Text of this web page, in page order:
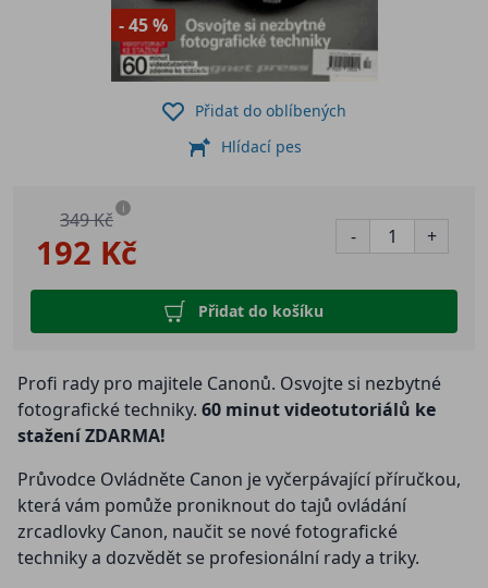
- 45 %
192 Kč
349 Kč i
- +
Přidat do košíku
Přidat do oblíbených
Hlídací pes
Profi rady pro majitele Canonů. Osvojte si nezbytné
fotografické techniky. 60 minut videotutoriálů ke
stažení ZDARMA!
Průvodce Ovládněte Canon je vyčerpávající příručkou,
která vám pomůže proniknout do tajů ovládání
zrcadlovky Canon, naučit se nové fotografické
techniky a dozvědět se profesionální rady a triky.